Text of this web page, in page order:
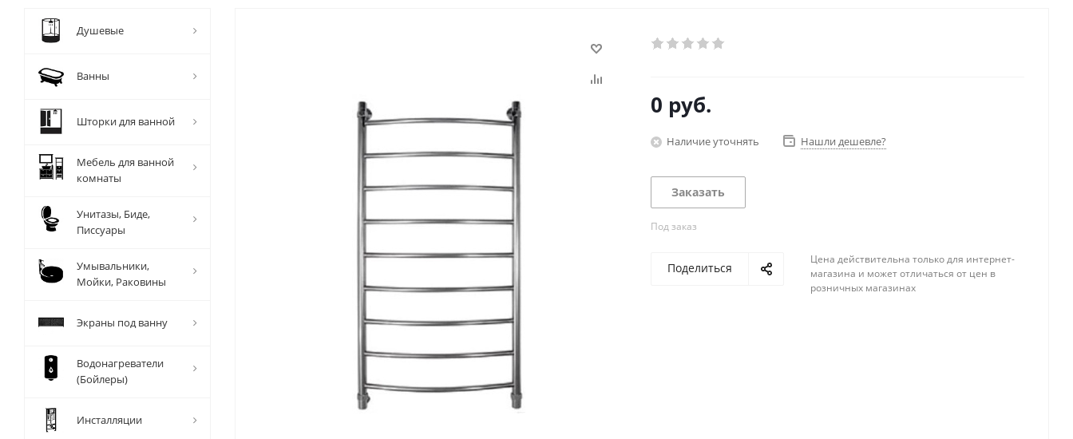
0 руб.
Наличие уточнять Нашли дешевле?
Заказать
Под заказ
Поделиться
Цена действительна только для интернет-
магазина и может отличаться от цен в
розничных магазинах
Душевые
Ванны
Шторки для ванной
Мебель для ванной
комнаты
Унитазы, Биде,
Писсуары
Умывальники,
Мойки, Раковины
Экраны под ванну
Водонагреватели
(Бойлеры)
Инсталляции